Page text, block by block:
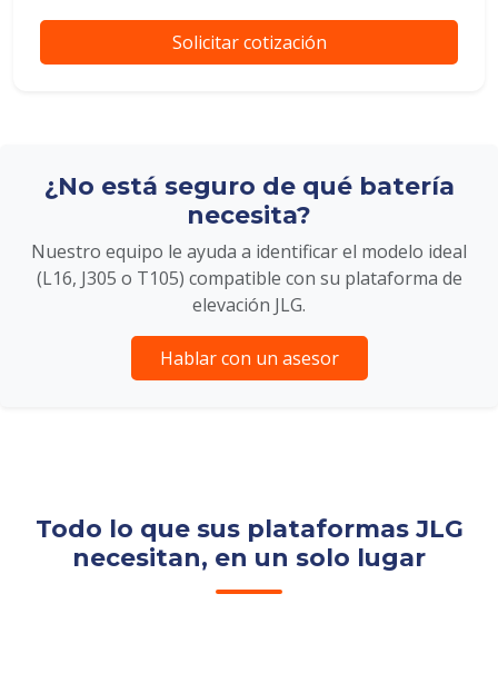
Solicitar cotización
¿No está seguro de qué batería
necesita?
Nuestro equipo le ayuda a identificar el modelo ideal
(L16, J305 o T105) compatible con su plataforma de
elevación JLG.
Hablar con un asesor
Todo lo que sus plataformas JLG
necesitan, en un solo lugar